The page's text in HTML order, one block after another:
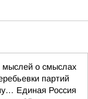
о смыслах
партий
Единая Россия